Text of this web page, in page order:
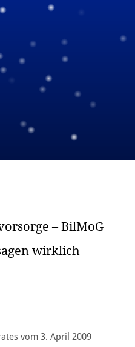
– BilMoG
wirklich
vom 3. April 2009